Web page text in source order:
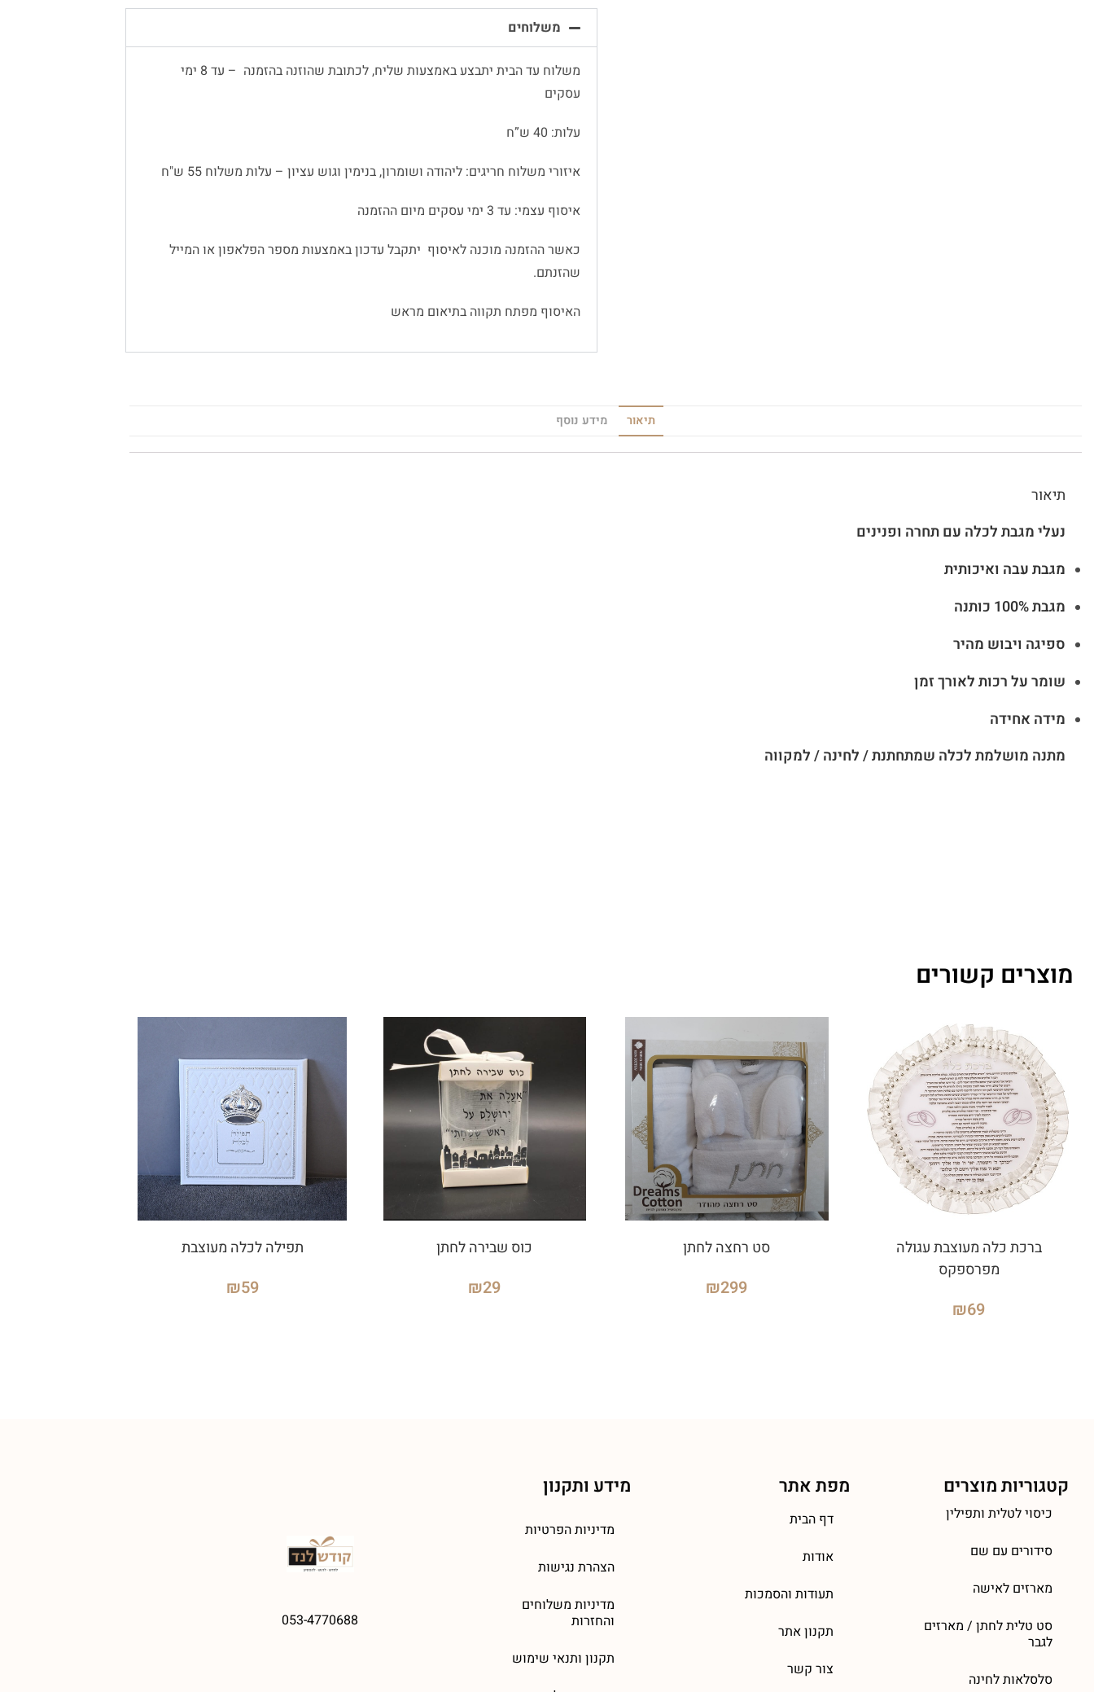
משלוחים
משלוח עד הבית יתבצע באמצעות שליח, לכתובת שהוזנה בהזמנה – עד 8 ימי
עסקים
עלות: 40 ש”ח
איזורי משלוח חריגים: ליהודה ושומרון, בנימין וגוש עציון – עלות משלוח 55 ש"ח
איסוף עצמי: עד 3 ימי עסקים מיום ההזמנה
כאשר ההזמנה מוכנה לאיסוף יתקבל עדכון באמצעות מספר הפלאפון או המייל
שהזנתם.
האיסוף מפתח תקווה בתיאום מראש
תיאור מידע נוסף
תיאור
נעלי מגבת לכלה עםתחרה ופנינים
מגבת עבה ואיכותית
מגבת 100% כותנה
ספיגה ויבוש מהיר
שומר על רכות לאורך זמן
מידה אחידה
מתנה מושלמת לכלה שמתחתנת / לחינה / למקווה
מוצרים קשורים
ברכת כלה מעוצבת עגולה
מפרספקס
₪69
סט רחצה לחתן
₪299
כוס שבירה לחתן
₪29
תפילה לכלה מעוצבת
₪59
קטגוריות מוצרים
כיסוי לטלית ותפילין
סידורים עם שם
מארזים לאישה
סט טלית לחתן / מארזים
לגבר
סלסלאות לחינה
מפת אתר
דף הבית
אודות
תעודות והסמכות
תקנון אתר
צור קשר
מידע ותקנון
מדיניות הפרטיות
הצהרת נגישות
מדיניות משלוחים
והחזרות
תקנון ותנאי שימוש
053-4770688